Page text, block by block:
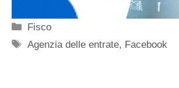
Categorie
Fisco
Tag
Agenzia delle entrate, Facebook